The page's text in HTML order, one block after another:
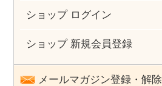
ショップ ログイン
ショップ 新規会員登録
メールマガジン登録・解除